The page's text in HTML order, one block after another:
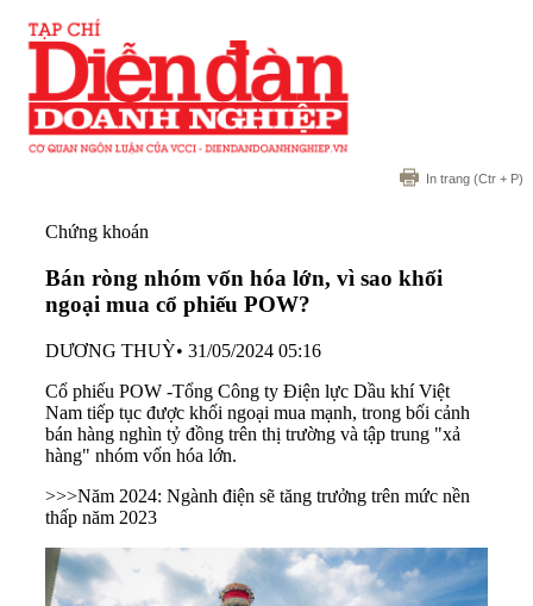
In trang (Ctr + P)
Chứng khoán
Bán ròng nhóm vốn hóa lớn, vì sao khối
ngoại mua cổ phiếu POW?
DƯƠNG THUỲ• 31/05/2024 05:16
Cổ phiếu POW -Tổng Công ty Điện lực Dầu khí Việt
Nam tiếp tục được khối ngoại mua mạnh, trong bối cảnh
bán hàng nghìn tỷ đồng trên thị trường và tập trung "xả
hàng" nhóm vốn hóa lớn.
>>>Năm 2024: Ngành điện sẽ tăng trưởng trên mức nền
thấp năm 2023